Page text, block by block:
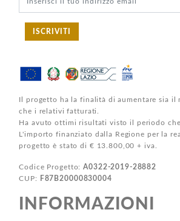
ISCRIVITI
Il progetto ha la finalità di aumentare sia il
che i relativi fatturati.
Ha avuto ottimi risultati visto il periodo
L'importo finanziato dalla Regione per la
progetto è stato di € 13.800,00 + iva.
Codice Progetto:A0322-2019-28882
CUP:
F87B20000830004
INFORMAZIONI